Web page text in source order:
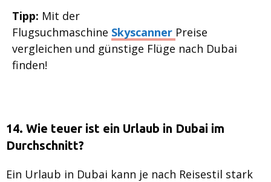
Tipp: Mit der
Flugsuchmaschine Skyscanner Preise
vergleichen und günstige Flüge nach Dubai
finden!
14. Wie teuer ist ein Urlaub in Dubai im
Durchschnitt?
Ein Urlaub in Dubai kann je nach Reisestil stark